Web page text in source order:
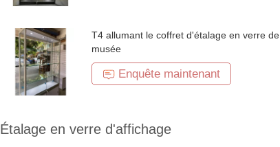
T4 allumant le coffret d'étalage en verre de
musée
Enquête maintenant
Étalage en verre d'affichage